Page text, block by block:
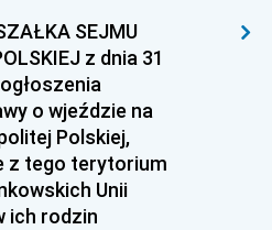
SEJMU
z dnia 31
o wjeździe na
Polskiej,
z tego terytorium
Unii
ich rodzin